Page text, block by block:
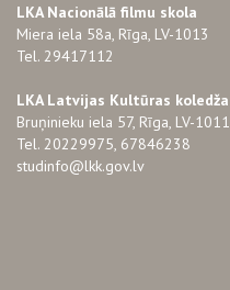
LKA Nacionālā filmu skola
Miera iela 58a, Rīga, LV-1013
Tel. 29417112
LKA Latvijas Kultūras koledža
Bruņinieku iela 57, Rīga, LV-1011
Tel. 20229975, 67846238
studinfo@lkk.gov.lv